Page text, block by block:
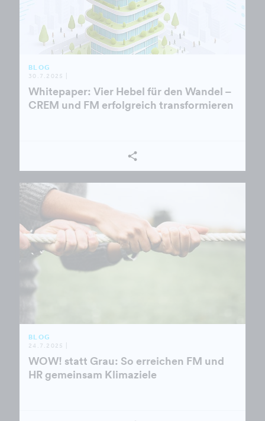
BLOG
30.7.2025 |
Whitepaper: Vier Hebel für den Wandel –
CREM und FM erfolgreich transformieren
BLOG
24.7.2025 |
WOW! statt Grau: So erreichen FM und
HR gemeinsam Klimaziele